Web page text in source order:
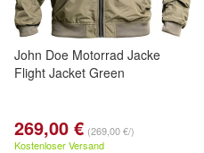
John Doe Motorrad Jacke
Flight Jacket Green
269,00 € (269,00 €/)
Kostenloser Versand